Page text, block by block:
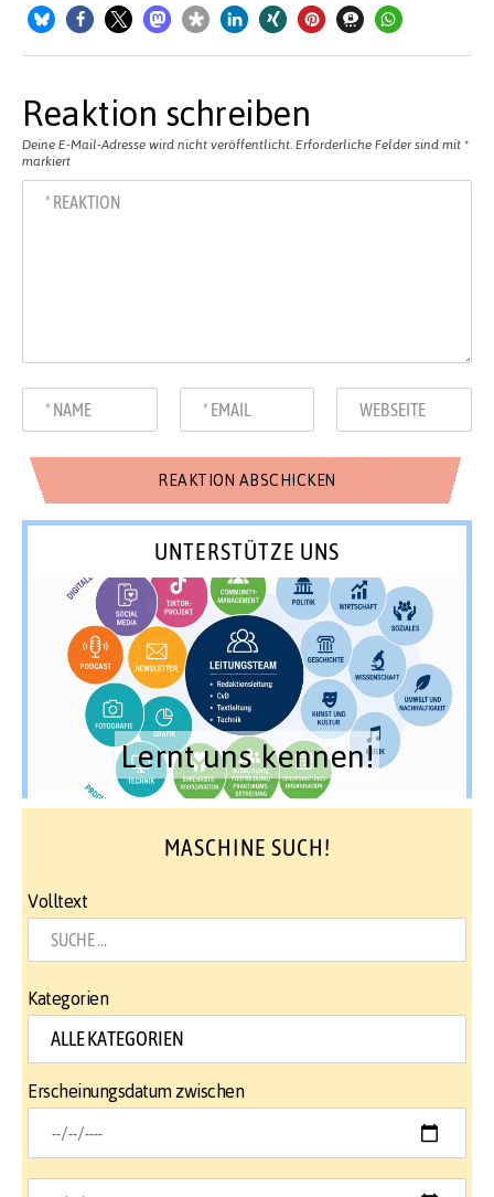
Reaktion schreiben
Deine E-Mail-Adresse wird nicht veröffentlicht. Erforderliche Felder sind mit *
markiert
UNTERSTÜTZE UNS
Lernt uns kennen!
MASCHINE SUCH!
Volltext
Kategorien
Erscheinungsdatum zwischen